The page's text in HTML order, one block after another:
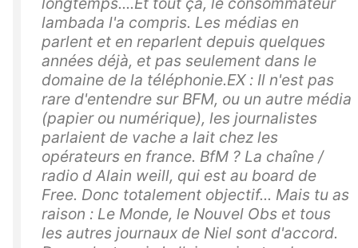
lambada l'a compris. Les médias en
parlent et en reparlent depuis quelques
années déjà, et pas seulement dans le
domaine de la téléphonie.EX : Il n'est pas
rare d'entendre sur BFM, ou un autre média
(papier ou numérique), les journalistes
parlaient de vache a lait chez les
opérateurs en france. BfM ? La chaîne /
radio d Alain weill, qui est au board de
Free. Donc totalement objectif... Mais tu as
raison : Le Monde, le Nouvel Obs et tous
les autres journaux de Niel sont d'accord.